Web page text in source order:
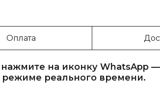
Оплата
на иконку WhatsApp
реального времени.